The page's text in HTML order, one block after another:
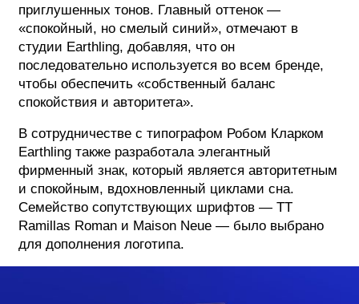
приглушенных тонов. Главный оттенок —
«спокойный, но смелый синий», отмечают в
студии Earthling, добавляя, что он
последовательно используется во всем бренде,
чтобы обеспечить «собственный баланс
спокойствия и авторитета».
В сотрудничестве с типографом Робом Кларком
Earthling также разработала элегантный
фирменный знак, который является авторитетным
и спокойным, вдохновленный циклами сна.
Семейство сопутствующих шрифтов — TT
Ramillas Roman и Maison Neue — было выбрано
для дополнения логотипа.